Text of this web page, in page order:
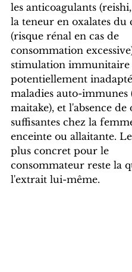
les anticoagulants
la teneur en oxalates du
(risque rénal en cas de
consommation
stimulation immunitaire
potentiellement
maladies auto-immunes
maitake), et l'absence de
suffisantes chez la
enceinte ou allaitante.
plus concret pour le
consommateur reste la
l'extrait lui-même.